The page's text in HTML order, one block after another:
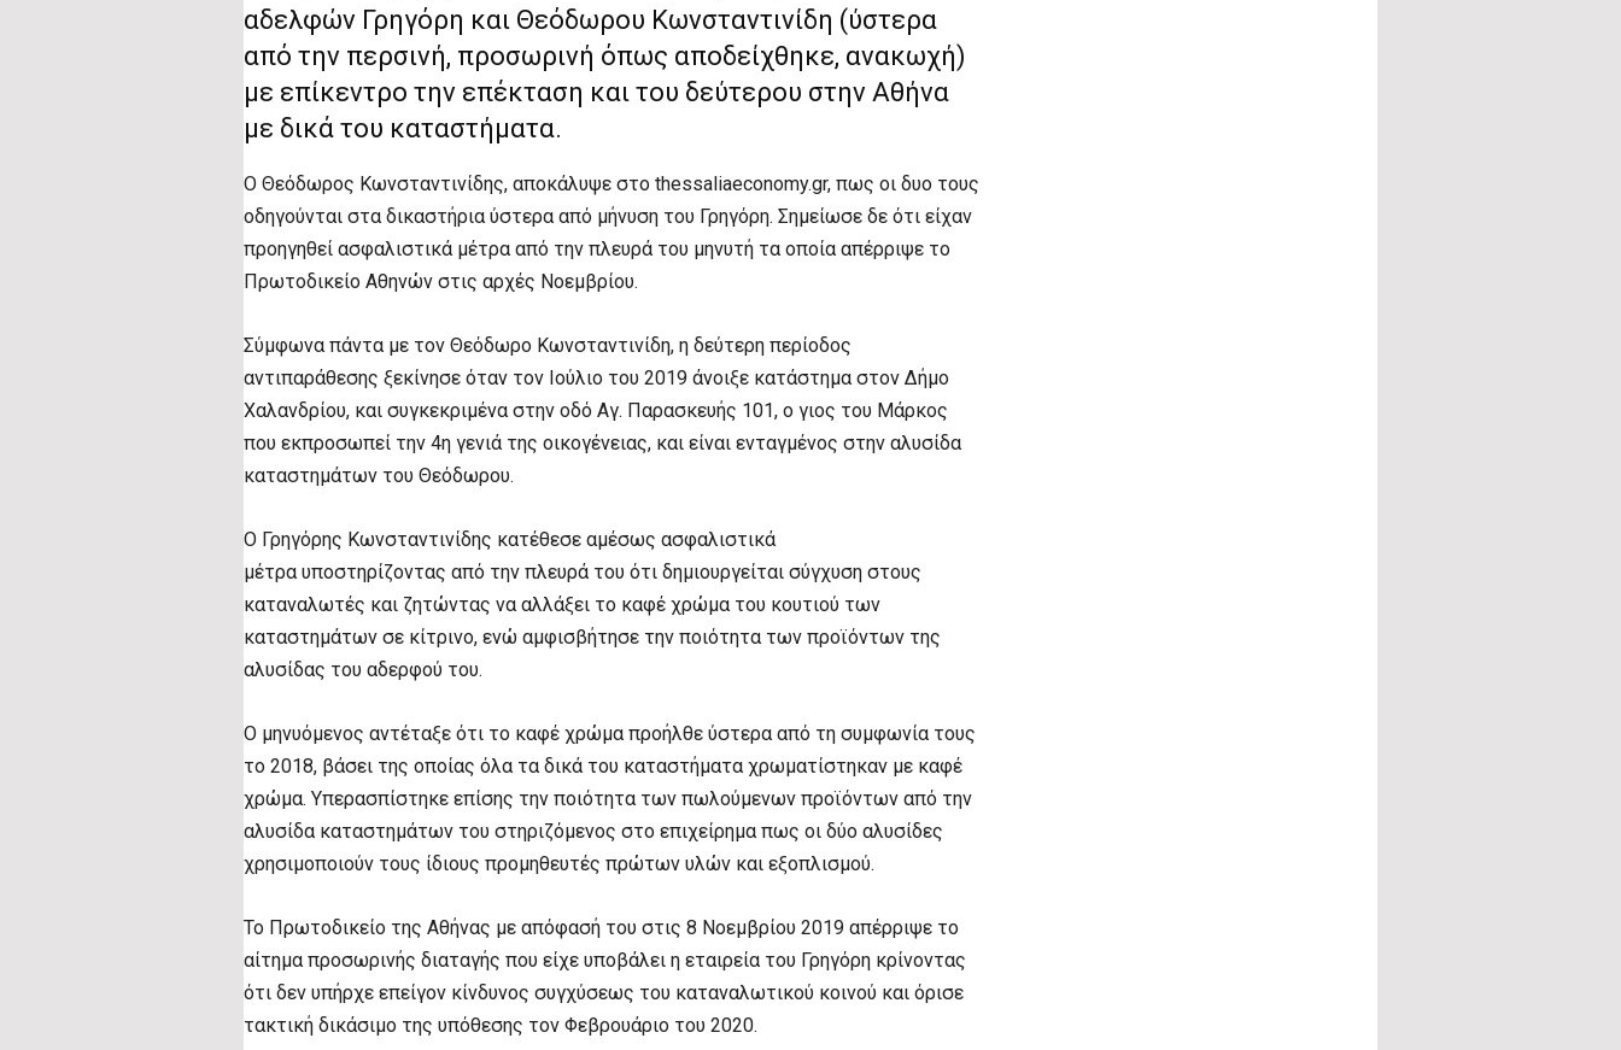
αδελφών Γρηγόρη και Θεόδωρου Κωνσταντινίδη (ύστερα
από την περσινή, προσωρινή όπως αποδείχθηκε, ανακωχή)
με επίκεντρο την επέκταση και του δεύτερου στην Αθήνα
με δικά του καταστήματα.
Ο Θεόδωρος Κωνσταντινίδης, αποκάλυψε στο thessaliaeconomy.gr, πως οι δυο τους
οδηγούνται στα δικαστήρια ύστερα από μήνυση του Γρηγόρη. Σημείωσε δε ότι είχαν
προηγηθεί ασφαλιστικά μέτρα από την πλευρά του μηνυτή τα οποία απέρριψε το
Πρωτοδικείο Αθηνών στις αρχές Νοεμβρίου.
Σύμφωνα πάντα με τον Θεόδωρο Κωνσταντινίδη, η δεύτερη περίοδος
αντιπαράθεσης ξεκίνησε όταν τον Ιούλιο του 2019 άνοιξε κατάστημα στον Δήμο
Χαλανδρίου, και συγκεκριμένα στην οδό Αγ. Παρασκευής 101, ο γιος του Μάρκος
που εκπροσωπεί την 4η γενιά της οικογένειας, και είναι ενταγμένος στην αλυσίδα
καταστημάτων του Θεόδωρου.
Ο Γρηγόρης Κωνσταντινίδης κατέθεσε αμέσως ασφαλιστικά
μέτρα υποστηρίζοντας από την πλευρά του ότι δημιουργείται σύγχυση στους
καταναλωτές και ζητώντας να αλλάξει το καφέ χρώμα του κουτιού των
καταστημάτων σε κίτρινο, ενώ αμφισβήτησε την ποιότητα των προϊόντων της
αλυσίδας του αδερφού του.
Ο μηνυόμενος αντέταξε ότι το καφέ χρώμα προήλθε ύστερα από τη συμφωνία τους
το 2018, βάσει της οποίας όλα τα δικά του καταστήματα χρωματίστηκαν με καφέ
χρώμα. Υπερασπίστηκε επίσης την ποιότητα των πωλούμενων προϊόντων από την
αλυσίδα καταστημάτων του στηριζόμενος στο επιχείρημα πως οι δύο αλυσίδες
χρησιμοποιούν τους ίδιους προμηθευτές πρώτων υλών και εξοπλισμού.
Το Πρωτοδικείο της Αθήνας με απόφασή του στις 8 Νοεμβρίου 2019 απέρριψε το
αίτημα προσωρινής διαταγής που είχε υποβάλει η εταιρεία του Γρηγόρη κρίνοντας
ότι δεν υπήρχε επείγον κίνδυνος συγχύσεως του καταναλωτικού κοινού και όρισε
τακτική δικάσιμο της υπόθεσης τον Φεβρουάριο του 2020.